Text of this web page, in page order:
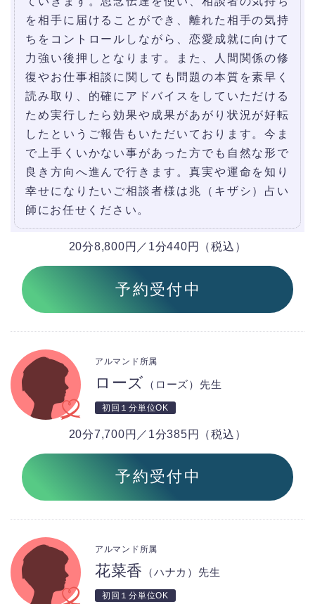
を相手に届けることができ、離れた相手の気持
ちをコントロールしながら、恋愛成就に向けて
力強い後押しとなります。また、人間関係の修
復やお仕事相談に関しても問題の本質を素早く
読み取り、的確にアドバイスをしていただける
ため実行したら効果や成果があがり状況が好転
したというご報告もいただいております。今ま
で上手くいかない事があった方でも自然な形で
良き方向へ進んで行きます。真実や運命を知り
幸せになりたいご相談者様は兆（キザシ）占い
師にお任せください。
20分8,800円／1分440円（税込）
予約受付中
ローズ （ローズ）先生
アルマンド所属
初回１分単位OK
20分7,700円／1分385円（税込）
予約受付中
花菜香 （ハナカ）先生
アルマンド所属
初回１分単位OK